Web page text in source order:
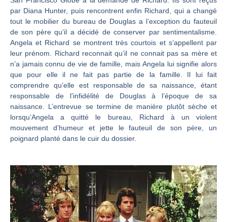
par Diana Hunter, puis rencontrent enfin Richard, qui a changé
tout le mobilier du bureau de Douglas a l’exception du fauteuil
de son père qu’il a décidé de conserver par sentimentalisme.
Angela et Richard se montrent très courtois et s’appellent par
leur prénom. Richard reconnait qu’il ne connait pas sa mère et
n’a jamais connu de vie de famille, mais Angela lui signifie alors
que pour elle il ne fait pas partie de la famille. Il lui fait
comprendre qu’elle est responsable de sa naissance, étant
responsable de l’infidélité de Douglas à l’époque de sa
naissance. L’entrevue se termine de manière plutôt sèche et
lorsqu’Angela a quitté le bureau, Richard à un violent
mouvement d’humeur et jette le fauteuil de son père, un
poignard planté dans le cuir du dossier.